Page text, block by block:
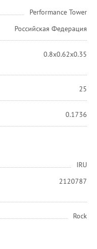
Performance Tower
Российская Федерация
0.8x0.62x0.35
25
0.1736
IRU
2120787
Rock